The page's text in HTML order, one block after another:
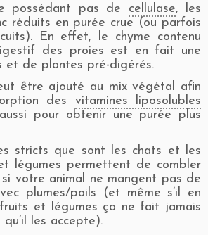
possédant pas de cellulase, les
réduits en purée crue (ou parfois
En effet, le chyme contenu
des proies est en fait une
et de plantes pré-digérés.
être ajouté au mix végétal afin
des vitamines liposolubles
pour obtenir une purée plus
stricts que sont les chats et les
légumes permettent de combler
si votre animal ne mangent pas de
plumes/poils (et même s’il en
et légumes ça ne fait jamais
les accepte).